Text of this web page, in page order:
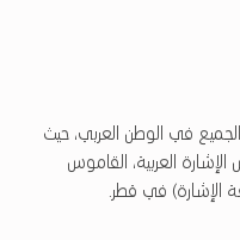
في الوطن العربي، حيث
العربية، القاموس
الإشارة) في قطر.